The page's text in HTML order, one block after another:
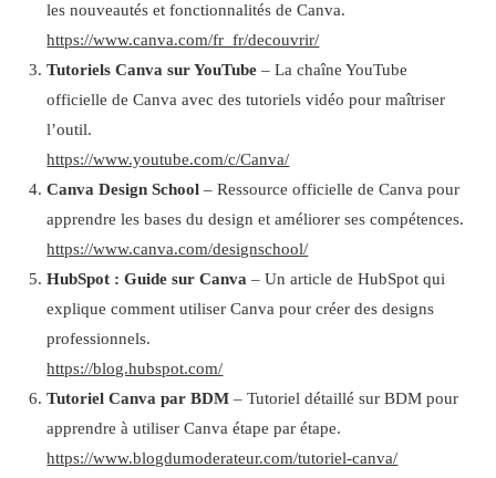
les nouveautés et fonctionnalités de Canva.
https://www.canva.com/fr_fr/decouvrir/
Tutoriels Canva sur YouTube – La chaîne YouTube
officielle de Canva avec des tutoriels vidéo pour maîtriser
l’outil.
https://www.youtube.com/c/Canva/
Canva Design School – Ressource officielle de Canva pour
apprendre les bases du design et améliorer ses compétences.
https://www.canva.com/designschool/
HubSpot : Guide sur Canva – Un article de HubSpot qui
explique comment utiliser Canva pour créer des designs
professionnels.
https://blog.hubspot.com/
Tutoriel Canva par BDM – Tutoriel détaillé sur BDM pour
apprendre à utiliser Canva étape par étape.
https://www.blogdumoderateur.com/tutoriel-canva/